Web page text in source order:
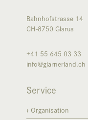
Bahnhofstrasse 14
CH-8750 Glarus
+41 55 645 03 33
info@glarnerland.ch
Service
Organisation